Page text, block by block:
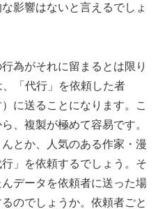
影響はないと言えるでしょ
為がそれに留まるとは限り
「代行」を依頼した者
に送ることになります。こ
、複製が極めて容易です。
とか、人気のある作家・漫
」を依頼するでしょう。そ
データを依頼者に送った場
のでしょうか。依頼者ごと